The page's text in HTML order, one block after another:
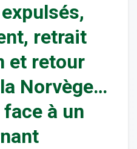
retrait
et retour
Norvège…
à un